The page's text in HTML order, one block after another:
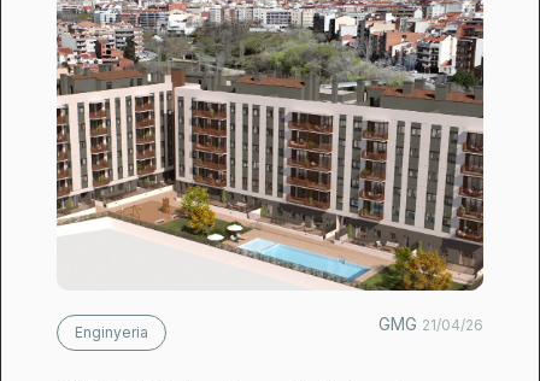
Enginyeria GMG 21/04/26